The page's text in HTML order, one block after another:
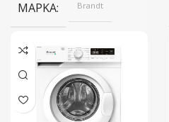
ΜΆΡΚΑ Brandt